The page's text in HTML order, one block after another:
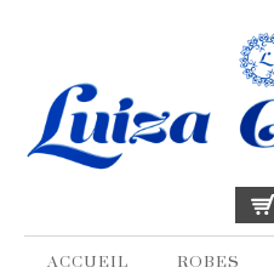
ACCUEIL ROBES